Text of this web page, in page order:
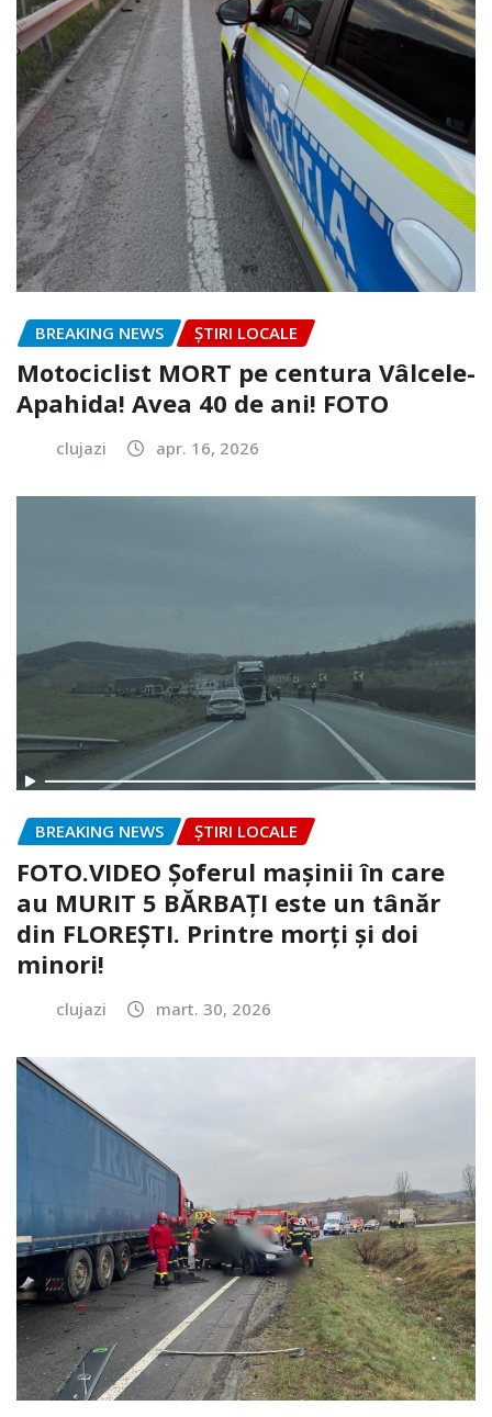
BREAKING NEWS ȘTIRI LOCALE
Motociclist MORT pe centura Vâlcele-
Apahida! Avea 40 de ani! FOTO
clujazi apr. 16, 2026
BREAKING NEWS ȘTIRI LOCALE
FOTO.VIDEO Șoferul mașinii în care
au MURIT 5 BĂRBAȚI este un tânăr
din FLOREȘTI. Printre morți și doi
minori!
clujazi mart. 30, 2026